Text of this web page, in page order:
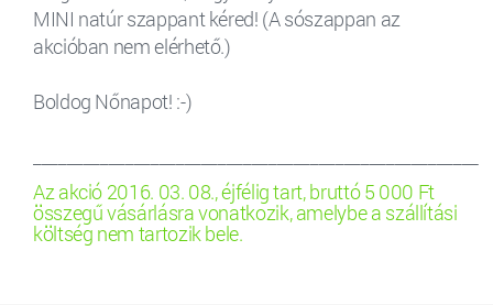
MINI natúr szappant kéred! (A sószappan az
akcióban nem elérhető.)
Boldog Nőnapot! :-)
Az akció 2016. 03. 08., éjfélig tart, bruttó 5 000 Ft
összegű vásárlásra vonatkozik, amelybe a szállítási
költség nem tartozik bele.